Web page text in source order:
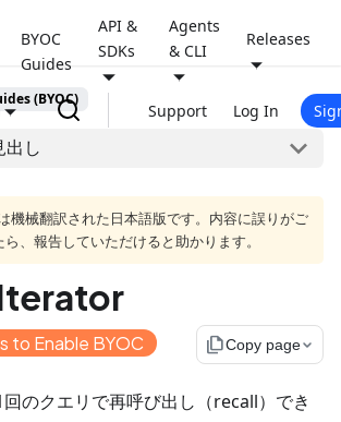
BYOC
Guides
API &
SDKs
Agents
& CLI
Releases
Support Log In
(BYOC)
出し
機械翻訳された日本語版です。内容に誤りがご
、報告していただけると助かります。
to Enable BYOC file_copyCopy page
のクエリで再呼び出し（recall）でき